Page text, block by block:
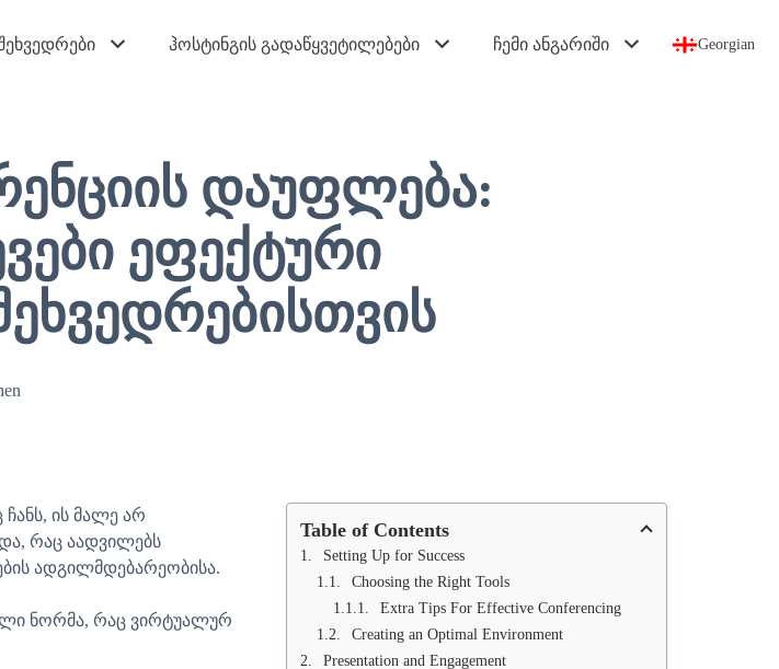
ჰოსტინგის გადაწყვეტილებები ჩემი ანგარიში Georgian
დაუფლება:
ეფექტური
ის მალე არ
რაც აადვილებს
ადგილმდებარეობისა.
ნორმა, რაც ვირტუალურ
Table of Contents
Setting Up for Success
Choosing the Right Tools
Extra Tips For Effective Conferencing
Creating an Optimal Environment
Presentation and Engagement